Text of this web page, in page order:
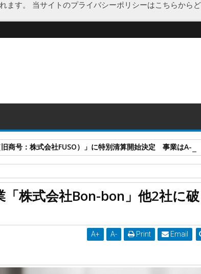
ます。 当サイトのプライバシーポリシーはこちらからど
商号：株式会社FUSO）」に特別清算開始決定 事業はA-
ト通販事業 楽天市場 企業破綻 経済
破産開始決定
定 株式会社Bon-bon」他2社に破
A+ A- Print Email